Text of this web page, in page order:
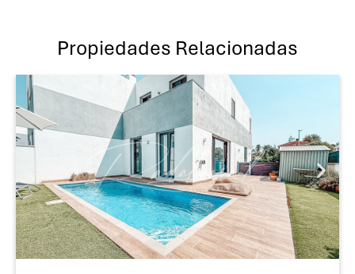
Propiedades Relacionadas